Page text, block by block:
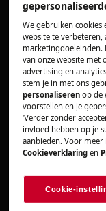
woning.
Ten
toestel
leggen
toestel.
We
tot
Alle
We
van je
We gebruiken cookies
website te
marketingdoeleinden.
van onze website met
advertising en
stem je in met ons
personaliseren op de
voorstellen en je
‘Verder zonder
invloed hebben op je
aanbieden. Voor
Cookieverklaring en
Cookie-